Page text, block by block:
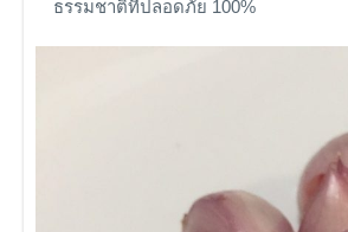
ธรรมชาติที่ปลอดภัย 100%